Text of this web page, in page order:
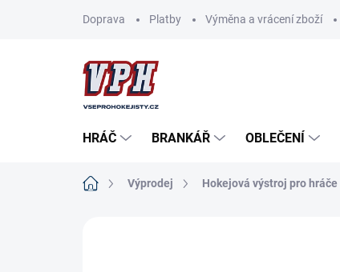
Doprava Platby Výměna a vrácení zboží
HRÁČ BRANKÁŘ OBLEČENÍ
Domů Výprodej Hokejová výstroj pro hráče